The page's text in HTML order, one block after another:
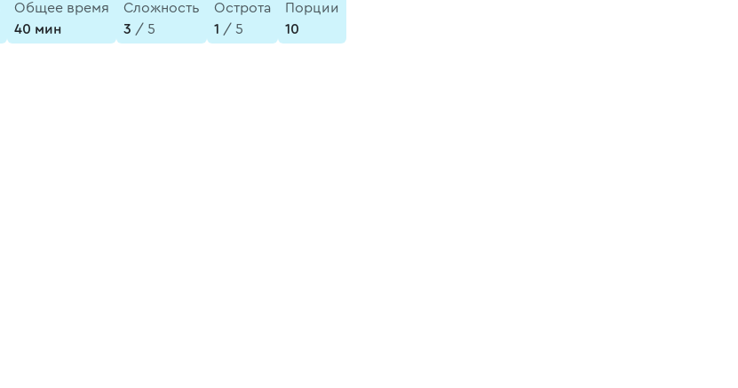
Общее время
40 мин
Сложность
3 / 5
Острота
1 / 5
Порции
10